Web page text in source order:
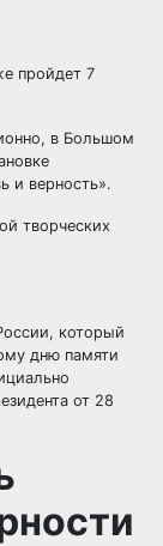
пройдет 7
в Большом
и верность».
творческих
который
дню памяти
от 28